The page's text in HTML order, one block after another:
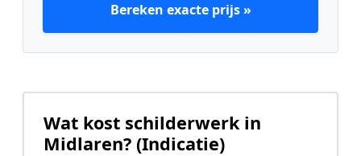
Bereken exacte prijs »
Wat kost schilderwerk in
Midlaren? (Indicatie)